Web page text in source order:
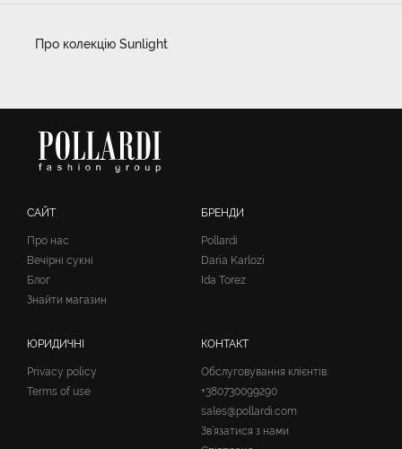
Про колекцію Sunlight
САЙТ
Про нас
Вечірні сукні
Блог
Знайти магазин
БРЕНДИ
Pollardi
Daria Karlozi
Ida Torez
ЮРИДИЧНІ
Privacy policy
Terms of use
КОНТАКТ
Обслуговування клієнтів:
+380730099290
sales@pollardi.com
Зв’язатися з нами